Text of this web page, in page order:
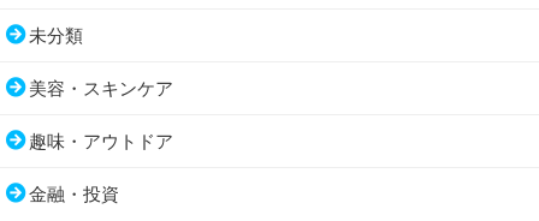
未分類
美容・スキンケア
趣味・アウトドア
金融・投資